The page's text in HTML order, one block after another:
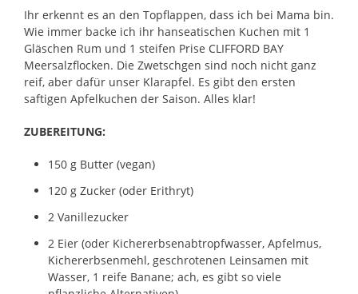
Ihr erkennt es an den Topflappen, dass ich bei Mama bin.
Wie immer backe ich ihr hanseatischen Kuchen mit 1
Gläschen Rum und 1 steifen Prise CLIFFORD BAY
Meersalzflocken. Die Zwetschgen sind noch nicht ganz
reif, aber dafür unser Klarapfel. Es gibt den ersten
saftigen Apfelkuchen der Saison. Alles klar!
ZUBEREITUNG:
150 g Butter (vegan)
120 g Zucker (oder Erithryt)
2 Vanillezucker
2 Eier (oder Kichererbsenabtropfwasser, Apfelmus,
Kichererbsenmehl, geschrotenen Leinsamen mit
Wasser, 1 reife Banane; ach, es gibt so viele